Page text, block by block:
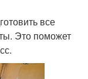
все
Это поможет